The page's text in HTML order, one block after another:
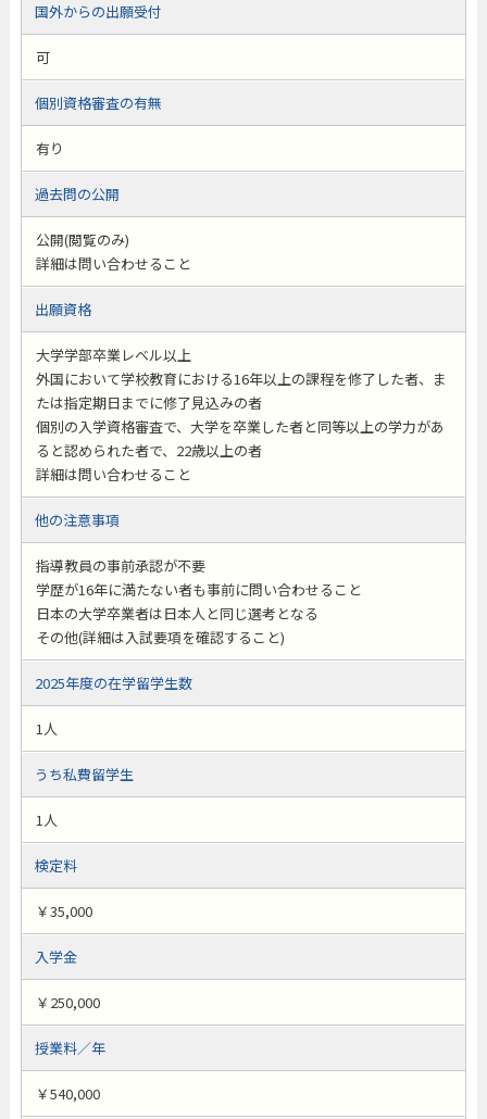
国外からの出願受付
可
個別資格審査の有無
有り
過去問の公開
公開(閲覧のみ)
詳細は問い合わせること
出願資格
大学学部卒業レベル以上
外国において学校教育における16年以上の課程を修了した者、ま
たは指定期日までに修了見込みの者
個別の入学資格審査で、大学を卒業した者と同等以上の学力があ
ると認められた者で、22歳以上の者
詳細は問い合わせること
他の注意事項
指導教員の事前承認が不要
学歴が16年に満たない者も事前に問い合わせること
日本の大学卒業者は日本人と同じ選考となる
その他(詳細は入試要項を確認すること)
2025年度の在学留学生数
1人
うち私費留学生
1人
検定料
￥35,000
入学金
￥250,000
授業料／年
￥540,000